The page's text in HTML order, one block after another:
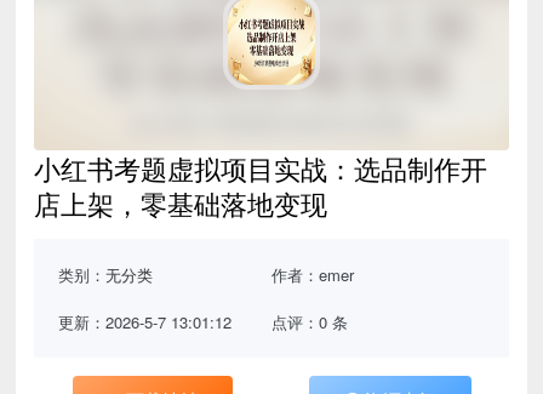
小红书考题虚拟项目实战：选品制作开
店上架，零基础落地变现
类别：无分类 作者：emer
更新：2026-5-7 13:01:12 点评：0 条